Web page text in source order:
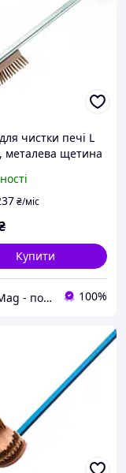
чистки печі L
металева щетина
₴/міс
Купити
PosudMag - посуд, кухонний інвентар та товари для HoReCa 100%